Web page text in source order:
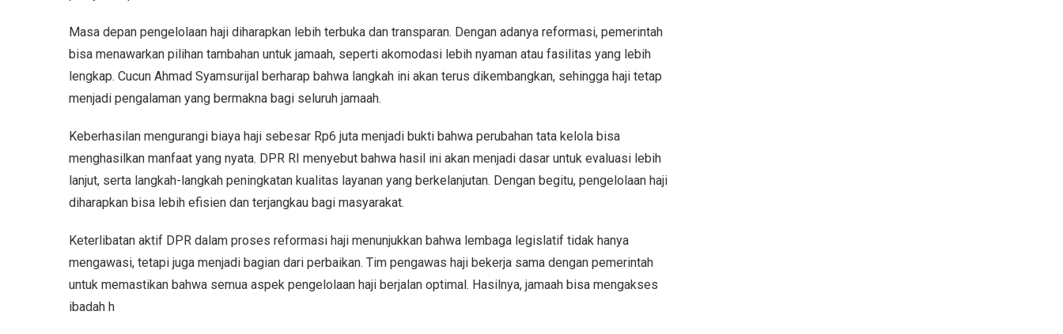
Masa depan pengelolaan haji diharapkan lebih terbuka dan transparan. Dengan adanya reformasi, pemerintah
bisa menawarkan pilihan tambahan untuk jamaah, seperti akomodasi lebih nyaman atau fasilitas yang lebih
lengkap. Cucun Ahmad Syamsurijal berharap bahwa langkah ini akan terus dikembangkan, sehingga haji tetap
menjadi pengalaman yang bermakna bagi seluruh jamaah.
Keberhasilan mengurangi biaya haji sebesar Rp6 juta menjadi bukti bahwa perubahan tata kelola bisa
menghasilkan manfaat yang nyata. DPR RI menyebut bahwa hasil ini akan menjadi dasar untuk evaluasi lebih
lanjut, serta langkah-langkah peningkatan kualitas layanan yang berkelanjutan. Dengan begitu, pengelolaan haji
diharapkan bisa lebih efisien dan terjangkau bagi masyarakat.
Keterlibatan aktif DPR dalam proses reformasi haji menunjukkan bahwa lembaga legislatif tidak hanya
mengawasi, tetapi juga menjadi bagian dari perbaikan. Tim pengawas haji bekerja sama dengan pemerintah
untuk memastikan bahwa semua aspek pengelolaan haji berjalan optimal. Hasilnya, jamaah bisa mengakses
ibadah h